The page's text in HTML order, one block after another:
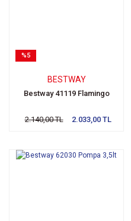
%5
BESTWAY
Bestway 41119 Flamingo
2.140,00 TL 2.033,00 TL